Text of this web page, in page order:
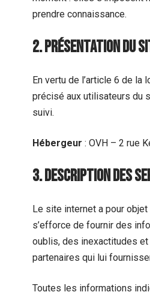
prendre connaissance.
2. Présentation du
En vertu de l’article 6 de la
précisé aux utilisateurs du
suivi.
Hébergeur : OVH – 2 rue
3. Description des
Le site internet a pour
s’efforce de fournir des
oublis, des inexactitudes
partenaires qui lui
Toutes les informations